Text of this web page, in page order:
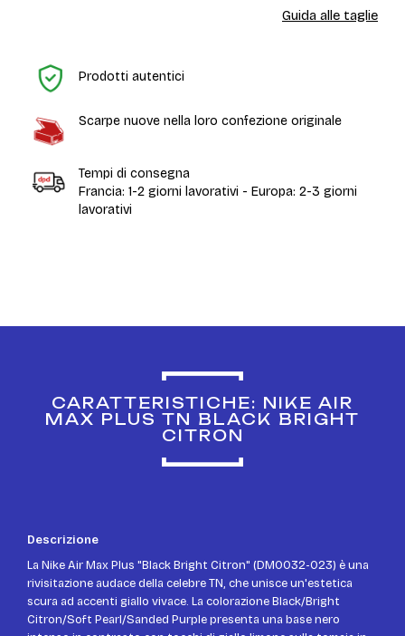
Guida alle taglie
Prodotti autentici
Scarpe nuove nella loro confezione originale
Tempi di consegna
Francia: 1-2 giorni lavorativi - Europa: 2-3 giorni
lavorativi
CARATTERISTICHE: NIKE AIR
MAX PLUS TN BLACK BRIGHT
CITRON
Descrizione
La Nike Air Max Plus "Black Bright Citron" (DM0032-023) è una
rivisitazione audace della celebre TN, che unisce un'estetica
scura ad accenti giallo vivace. La colorazione Black/Bright
Citron/Soft Pearl/Sanded Purple presenta una base nero